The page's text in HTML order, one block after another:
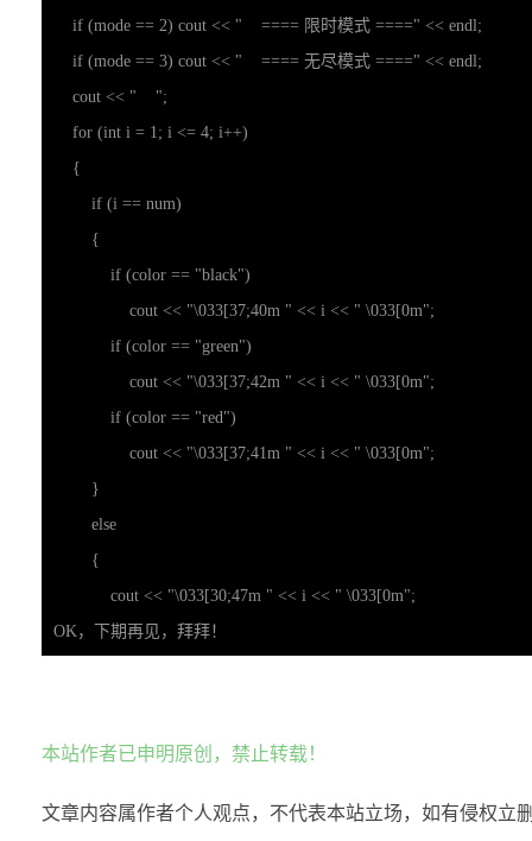
    if (mode == 2) cout << "    ==== 限时模式 ====" << endl;
    if (mode == 3) cout << "    ==== 无尽模式 ====" << endl;
    cout << "    ";
    for (int i = 1; i <= 4; i++)
    {
        if (i == num)
        {
            if (color == "black")
                cout << "\033[37;40m " << i << " \033[0m";
            if (color == "green")
                cout << "\033[37;42m " << i << " \033[0m";
            if (color == "red")
                cout << "\033[37;41m " << i << " \033[0m";
        }
        else
        {
            cout << "\033[30;47m " << i << " \033[0m";
        }
{
OK，下期再见，拜拜！
本站作者已申明原创，禁止转载！
文章内容属作者个人观点，不代表本站立场，如有侵权立